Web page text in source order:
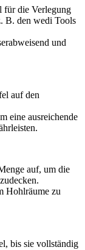
für die Verlegung
B. den wedi Tools
und
auf den
eine ausreichende
auf, um die
Hohlräume zu
bis sie vollständig